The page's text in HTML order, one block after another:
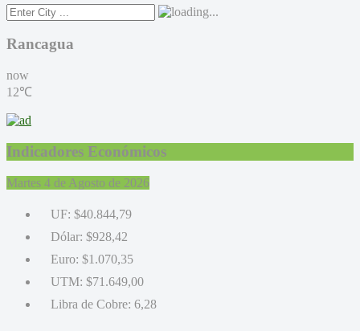
Rancagua
now
12℃
Indicadores Económicos
Martes 4 de Agosto de 2026
UF: $40.844,79
Dólar: $928,42
Euro: $1.070,35
UTM: $71.649,00
Libra de Cobre: 6,28